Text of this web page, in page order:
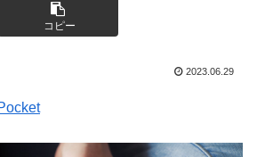
コピー
2023.06.29